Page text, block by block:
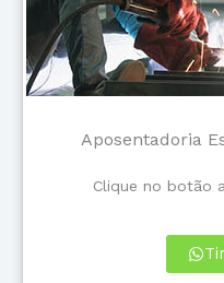
Aposentadoria
Clique no botão